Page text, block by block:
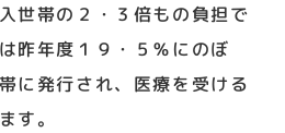
世帯の２・３倍もの負担で
昨年度１９・５％にのぼ
に発行され、医療を受ける
す。